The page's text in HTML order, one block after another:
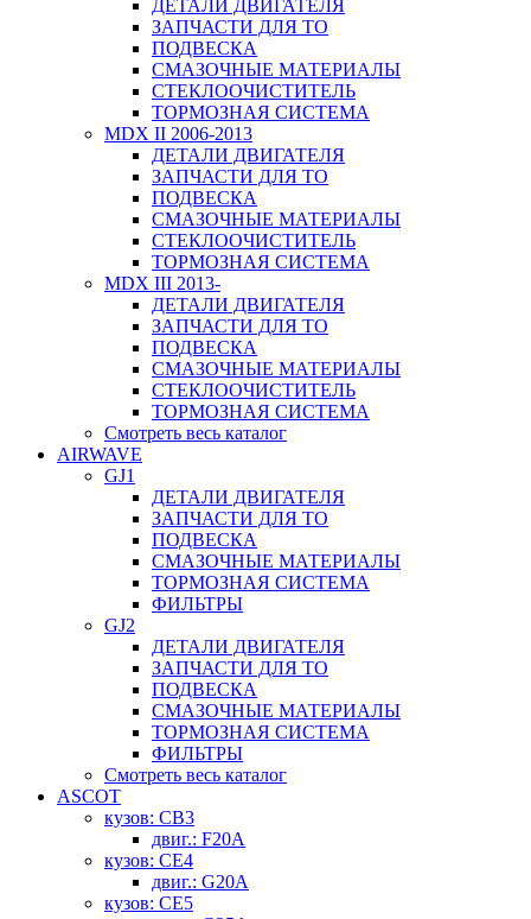
ДЕТАЛИ ДВИГАТЕЛЯ
ЗАПЧАСТИ ДЛЯ ТО
ПОДВЕСКА
СМАЗОЧНЫЕ МАТЕРИАЛЫ
СТЕКЛООЧИСТИТЕЛЬ
ТОРМОЗНАЯ СИСТЕМА
MDX II 2006-2013
ДЕТАЛИ ДВИГАТЕЛЯ
ЗАПЧАСТИ ДЛЯ ТО
ПОДВЕСКА
СМАЗОЧНЫЕ МАТЕРИАЛЫ
СТЕКЛООЧИСТИТЕЛЬ
ТОРМОЗНАЯ СИСТЕМА
MDX III 2013-
ДЕТАЛИ ДВИГАТЕЛЯ
ЗАПЧАСТИ ДЛЯ ТО
ПОДВЕСКА
СМАЗОЧНЫЕ МАТЕРИАЛЫ
СТЕКЛООЧИСТИТЕЛЬ
ТОРМОЗНАЯ СИСТЕМА
Смотреть весь каталог
AIRWAVE
GJ1
ДЕТАЛИ ДВИГАТЕЛЯ
ЗАПЧАСТИ ДЛЯ ТО
ПОДВЕСКА
СМАЗОЧНЫЕ МАТЕРИАЛЫ
ТОРМОЗНАЯ СИСТЕМА
ФИЛЬТРЫ
GJ2
ДЕТАЛИ ДВИГАТЕЛЯ
ЗАПЧАСТИ ДЛЯ ТО
ПОДВЕСКА
СМАЗОЧНЫЕ МАТЕРИАЛЫ
ТОРМОЗНАЯ СИСТЕМА
ФИЛЬТРЫ
Смотреть весь каталог
ASCOT
кузов: CB3
двиг.: F20A
кузов: CE4
двиг.: G20A
кузов: CE5